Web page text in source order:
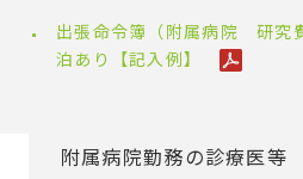
出張命令簿（附属病院 研究
泊あり【記入例】
附属病院勤務の診療医等